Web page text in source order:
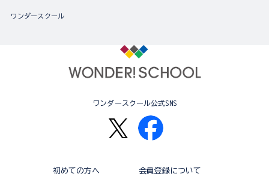
ワンダースクール
ワンダースクール公式SNS
初めての方へ 会員登録について